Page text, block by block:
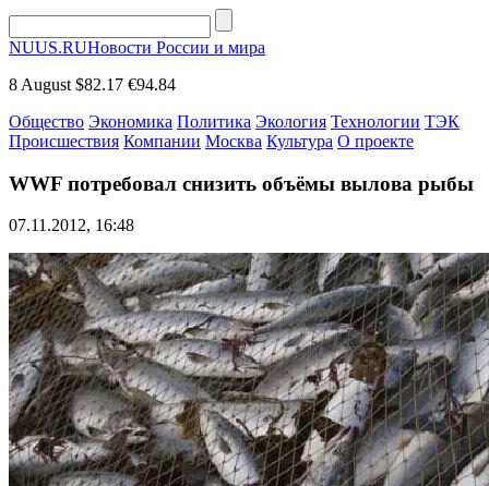
NUUS.RUНовости России и мира
8 August $82.17 €94.84
Общество Экономика Политика Экология Технологии ТЭК
Происшествия Компании Москва Культура О проекте
WWF потребовал снизить объёмы вылова рыбы
07.11.2012, 16:48